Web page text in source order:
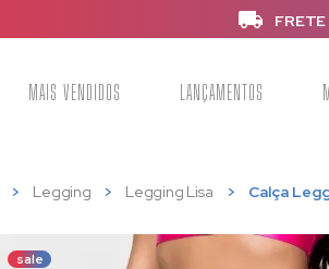
MAIS VENDIDOS LANÇAMENTOS
Legging Legging Lisa Calça
sale